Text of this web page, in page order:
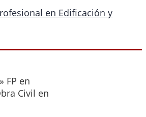
» FP en
Civil en